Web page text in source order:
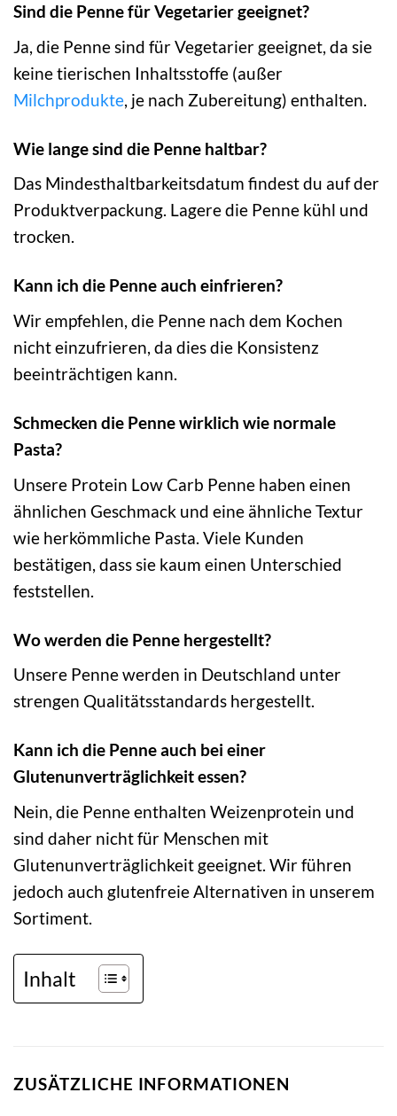
Sind die Penne für Vegetarier geeignet?
Ja, die Penne sind für Vegetarier geeignet, da sie
keine tierischen Inhaltsstoffe (außer
Milchprodukte, je nach Zubereitung) enthalten.
Wie lange sind die Penne haltbar?
Das Mindesthaltbarkeitsdatum findest du auf der
Produktverpackung. Lagere die Penne kühl und
trocken.
Kann ich die Penne auch einfrieren?
Wir empfehlen, die Penne nach dem Kochen
nicht einzufrieren, da dies die Konsistenz
beeinträchtigen kann.
Schmecken die Penne wirklich wie normale
Pasta?
Unsere Protein Low Carb Penne haben einen
ähnlichen Geschmack und eine ähnliche Textur
wie herkömmliche Pasta. Viele Kunden
bestätigen, dass sie kaum einen Unterschied
feststellen.
Wo werden die Penne hergestellt?
Unsere Penne werden in Deutschland unter
strengen Qualitätsstandards hergestellt.
Kann ich die Penne auch bei einer
Glutenunverträglichkeit essen?
Nein, die Penne enthalten Weizenprotein und
sind daher nicht für Menschen mit
Glutenunverträglichkeit geeignet. Wir führen
jedoch auch glutenfreie Alternativen in unserem
Sortiment.
Inhalt
ZUSÄTZLICHE INFORMATIONEN